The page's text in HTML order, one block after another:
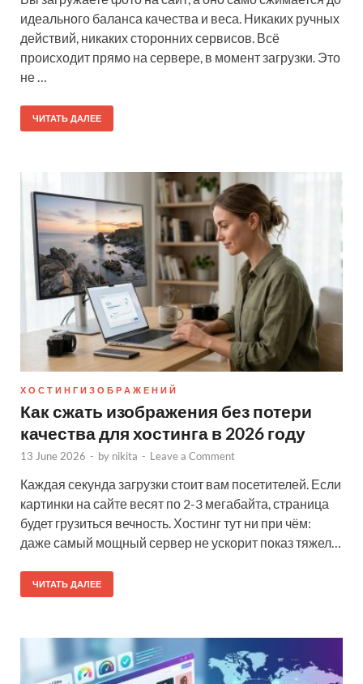
идеального баланса качества и веса. Никаких ручных
действий, никаких сторонних сервисов. Всё
происходит прямо на сервере, в момент загрузки. Это
не …
ЧИТАТЬ ДАЛЕЕ
Х О С Т И Н Г И З О Б Р А Ж Е Н И Й
Как сжать изображения без потери
качества для хостинга в 2026 году
13 June 2026 - by nikita - Leave a Comment
Каждая секунда загрузки стоит вам посетителей. Если
картинки на сайте весят по 2-3 мегабайта, страница
будет грузиться вечность. Хостинг тут ни при чём:
даже самый мощный сервер не ускорит показ тяжел…
ЧИТАТЬ ДАЛЕЕ